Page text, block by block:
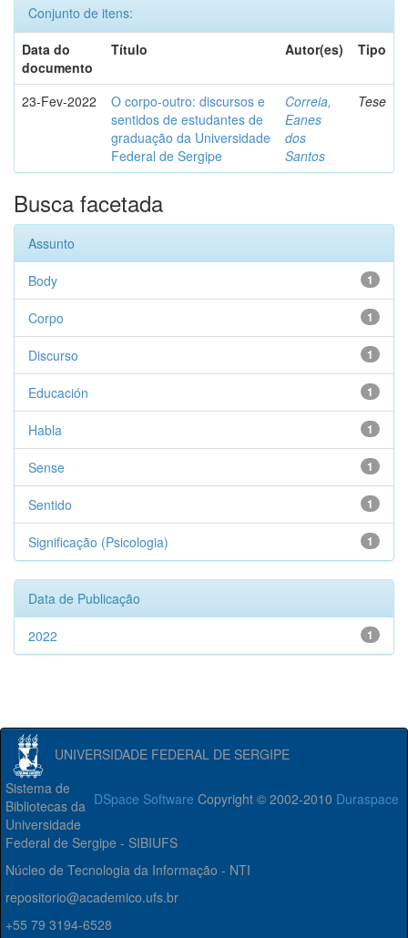
Conjunto de itens:
Data do
documento
Título Autor(es) Tipo
23-Fev-2022
O corpo-outro: discursos e
sentidos de estudantes de
graduação da Universidade
Federal de Sergipe
Correia,
Eanes
dos
Santos
Tese
Busca facetada
Assunto
1
Body
1
Corpo
1
Discurso
1
Educación
1
Habla
1
Sense
1
Sentido
1
Significação (Psicologia)
Data de Publicação
1
2022
UNIVERSIDADE FEDERAL DE SERGIPE
DSpace Software Copyright © 2002-2010 Duraspace
Sistema de
Bibliotecas da
Universidade
Federal de Sergipe - SIBIUFS
Núcleo de Tecnologia da Informação - NTI
repositorio@academico.ufs.br
+55 79 3194-6528